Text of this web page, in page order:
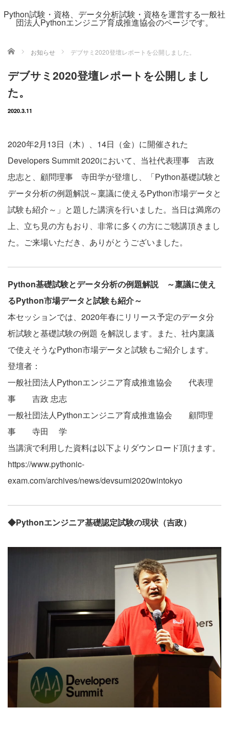
Python試験・資格、データ分析試験・資格を運営する一般社
団法人Pythonエンジニア育成推進協会のページです。
ホーム お知らせ デブサミ2020登壇レポートを公開しました。
デブサミ2020登壇レポートを公開しまし
た。
2020.3.11
2020年2月13日（木）、14日（金）に開催された
Developers Summit 2020において、当社代表理事 吉政
忠志と、顧問理事 寺田学が登壇し、「Python基礎試験と
データ分析の例題解説～稟議に使えるPython市場データと
試験も紹介～」と題した講演を行いました。当日は満席の
上、立ち見の方もおり、非常に多くの方にご聴講頂きまし
た。ご来場いただき、ありがとうございました。
Python基礎試験とデータ分析の例題解説
～稟議に使え
るPython市場データと試験も紹介～
本セッションでは、2020年春にリリース予定のデータ分
析試験と基礎試験の例題 を解説します。また、社内稟議
で使えそうなPython市場データと試験もご紹介します。
登壇者：
一般社団法人Pythonエンジニア育成推進協会 代表理
事 吉政 忠志
一般社団法人Pythonエンジニア育成推進協会 顧問理
事 寺田 学
当講演で利用した資料は以下よりダウンロード頂けます。
https://www.pythonic-
exam.com/archives/news/devsumi2020wintokyo
◆Pythonエンジニア基礎認定試験の現状（吉政）